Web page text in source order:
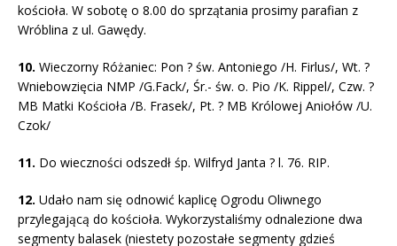
kościoła. W sobotę o 8.00 do sprzątania prosimy parafian z
Wróblina z ul. Gawędy.
10. Wieczorny Różaniec: Pon ? św. Antoniego /H. Firlus/, Wt. ?
Wniebowzięcia NMP /G.Fack/, Śr.- św. o. Pio /K. Rippel/, Czw. ?
MB Matki Kościoła /B. Frasek/, Pt. ? MB Królowej Aniołów /U.
Czok/
11. Do wieczności odszedł śp. Wilfryd Janta ? l. 76. RIP.
12. Udało nam się odnowić kaplicę Ogrodu Oliwnego
przylegającą do kościoła. Wykorzystaliśmy odnalezione dwa
segmenty balasek (niestety pozostałe segmenty gdzieś